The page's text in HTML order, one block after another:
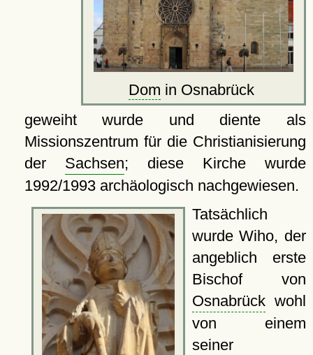
Dom in Osnabrück
geweiht wurde und diente als
Missionszentrum für die Christianisierung
der Sachsen; diese Kirche wurde
1992/1993 archäologisch nachgewiesen.
Tatsächlich
wurde Wiho, der
angeblich erste
Bischof von
Osnabrückwohl
von einem
seiner